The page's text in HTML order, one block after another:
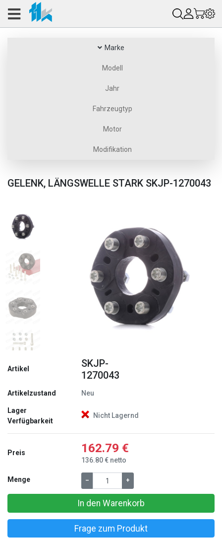
Marke
Modell
Jahr
Fahrzeugtyp
Motor
Modifikation
GELENK, LÄNGSWELLE STARK SKJP-1270043
Zurück
Artikel
SKJP-
1270043
Artikelzustand Neu
Lager
Verfügbarkeit
Nicht Lagernd
Preis 162.79 €
136.80 € netto
Menge – +
In den Warenkorb
Frage zum Produkt